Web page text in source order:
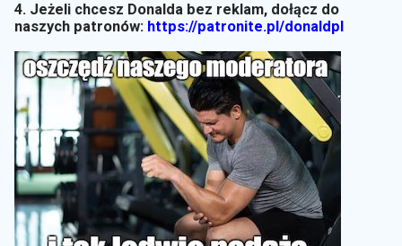
4. Jeżeli chcesz Donalda bez reklam, dołącz do
naszych patronów: https://patronite.pl/donaldpl